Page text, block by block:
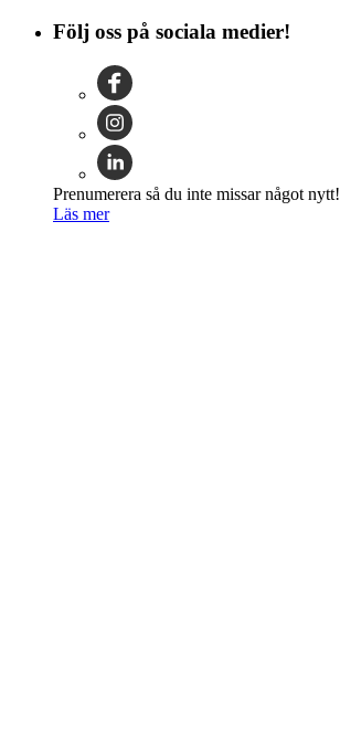
Följ oss på sociala medier!
Prenumerera så du inte missar något nytt!
Läs mer